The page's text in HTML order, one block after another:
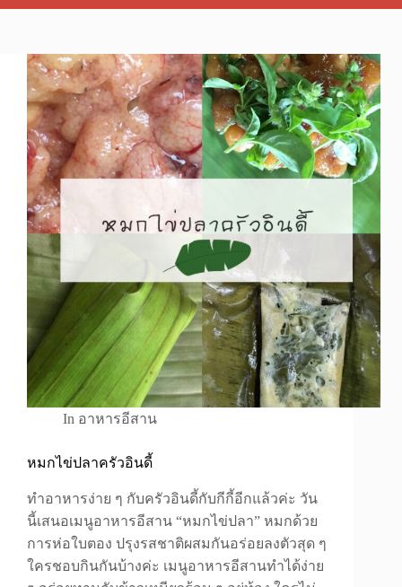
In อาหารอีสาน
หมกไข่ปลาครัวอินดี้
ทำอาหารง่าย ๆ กับครัวอินดี้กับกีกี้อีกแล้วค่ะ วัน
นี้เสนอเมนูอาหารอีสาน “หมกไข่ปลา” หมกด้วย
การห่อใบตอง ปรุงรสชาติผสมกันอร่อยลงตัวสุด ๆ
ใครชอบกินกันบ้างค่ะ เมนูอาหารอีสานทำได้ง่าย